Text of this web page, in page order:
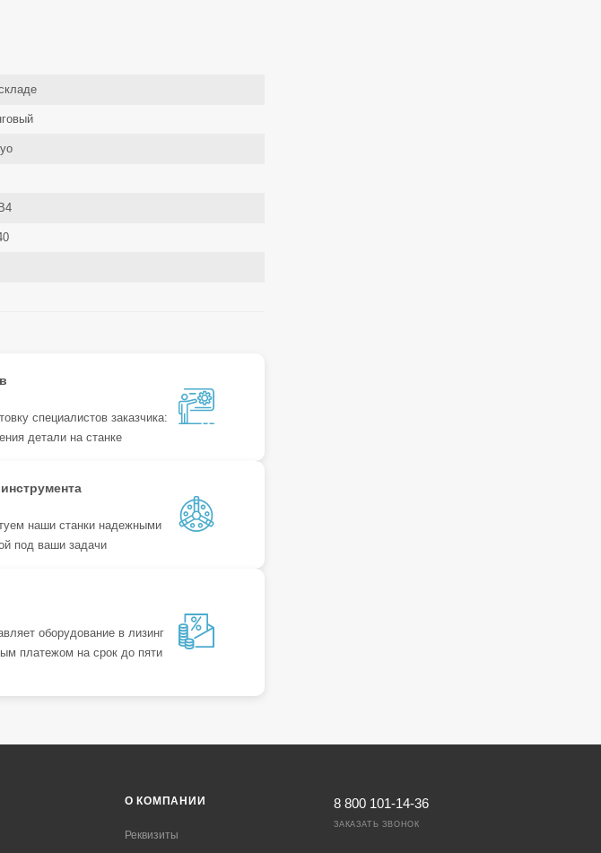
специалистов заказчика:
детали на станке
наши станки надежными
под ваши задачи
оборудование в лизинг
платежом на срок до пяти
О КОМПАНИИ
Реквизиты
8 800 101-14-36
ЗАКАЗАТЬ ЗВОНОК